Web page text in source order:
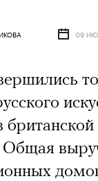
09